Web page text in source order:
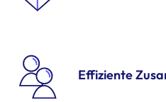
Effiziente